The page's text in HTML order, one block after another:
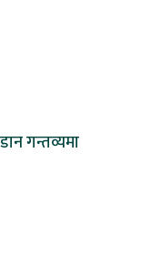
गन्तव्यमा